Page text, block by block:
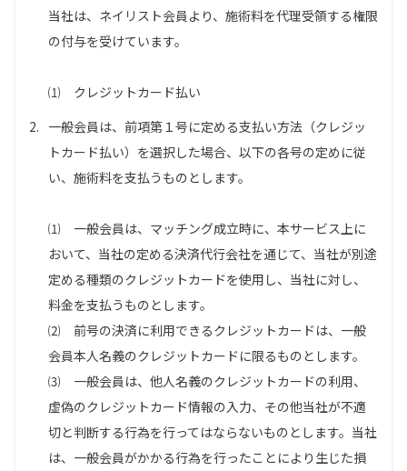
当社は、ネイリスト会員より、施術料を代理受領する権限
の付与を受けています。
⑴ クレジットカード払い
2. 一般会員は、前項第１号に定める支払い方法（クレジッ
トカード払い）を選択した場合、以下の各号の定めに従
い、施術料を支払うものとします。
⑴ 一般会員は、マッチング成立時に、本サービス上に
おいて、当社の定める決済代行会社を通じて、当社が別途
定める種類のクレジットカードを使用し、当社に対し、
料金を支払うものとします。
⑵ 前号の決済に利用できるクレジットカードは、一般
会員本人名義のクレジットカードに限るものとします。
⑶ 一般会員は、他人名義のクレジットカードの利用、
虚偽のクレジットカード情報の入力、その他当社が不適
切と判断する行為を行ってはならないものとします。当社
は、一般会員がかかる行為を行ったことにより生じた損